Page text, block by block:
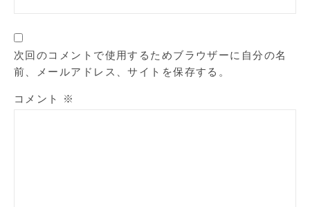
次回のコメントで使用するためブラウザーに自分の名
前、メールアドレス、サイトを保存する。
コメント ※